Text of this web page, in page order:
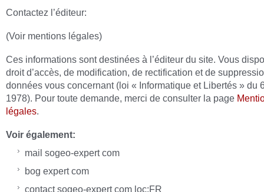
Contactez l’éditeur:
(Voir mentions légales)
Ces informations sont destinées à l’éditeur du site. Vous
droit d’accès, de modification, de rectification et de
données vous concernant (loi « Informatique et Libertés » du
1978). Pour toute demande, merci de consulter la page
légales.
Voir également:
mail sogeo-expert com
bog expert com
contact sogeo-expert com loc:FR